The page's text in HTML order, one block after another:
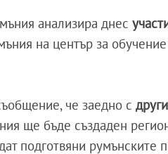
анализира днес
на център за
че заедно с
ще бъде създаден
подготвяни румънските